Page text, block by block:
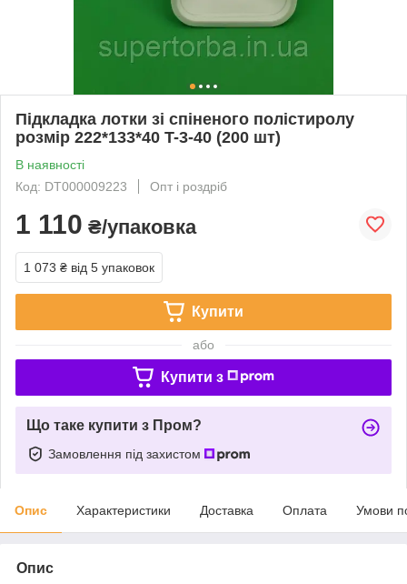
Підкладка лотки зі спіненого полістиролу
розмір 222*133*40 T-3-40 (200 шт)
В наявності
Код: DT000009223
Опт і роздріб
1 110 ₴/упаковка
1 073 ₴ від 5 упаковок
Купити
або
Купити з
Що таке купити з Пром?
Замовлення під захистом
Опис Характеристики Доставка Оплата Умови
Опис